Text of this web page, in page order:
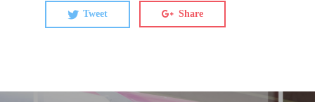
Tweet Share